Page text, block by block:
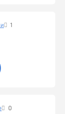
1
0